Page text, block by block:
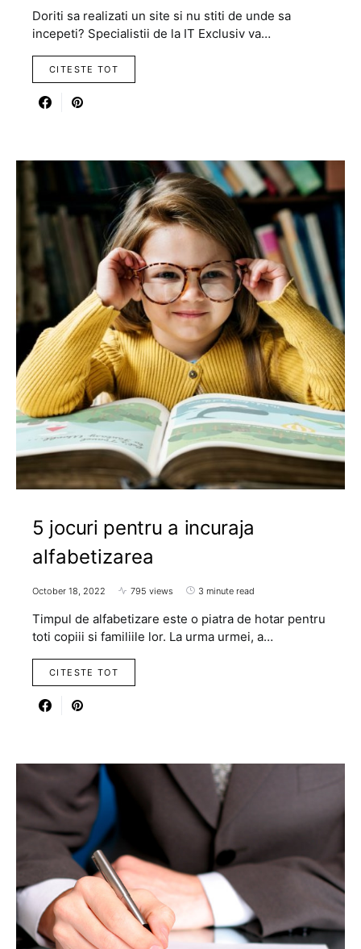
Doriti sa realizati un site si nu stiti de unde sa
incepeti? Specialistii de la IT Exclusiv va…
CITESTE TOT
5 jocuri pentru a incuraja
alfabetizarea
October 18, 2022 795 views 3 minute read
Timpul de alfabetizare este o piatra de hotar pentru
toti copiii si familiile lor. La urma urmei, a…
CITESTE TOT